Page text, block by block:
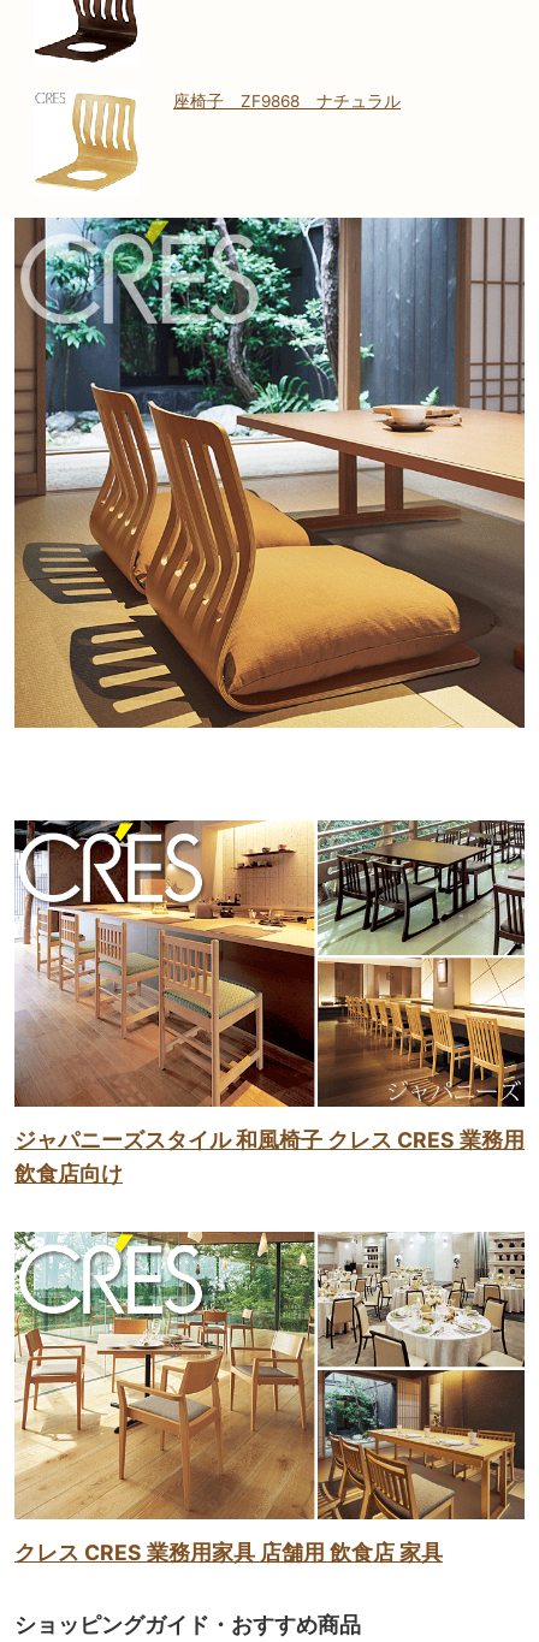
座椅子 ZF9868 ナチュラル
ジャパニーズスタイル 和風椅子 クレス CRES 業務用
飲食店向け
クレス CRES 業務用家具 店舗用 飲食店 家具
ショッピングガイド・おすすめ商品